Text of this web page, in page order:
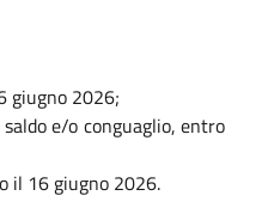
giugno 2026;
e/o conguaglio, entro
il 16 giugno 2026.